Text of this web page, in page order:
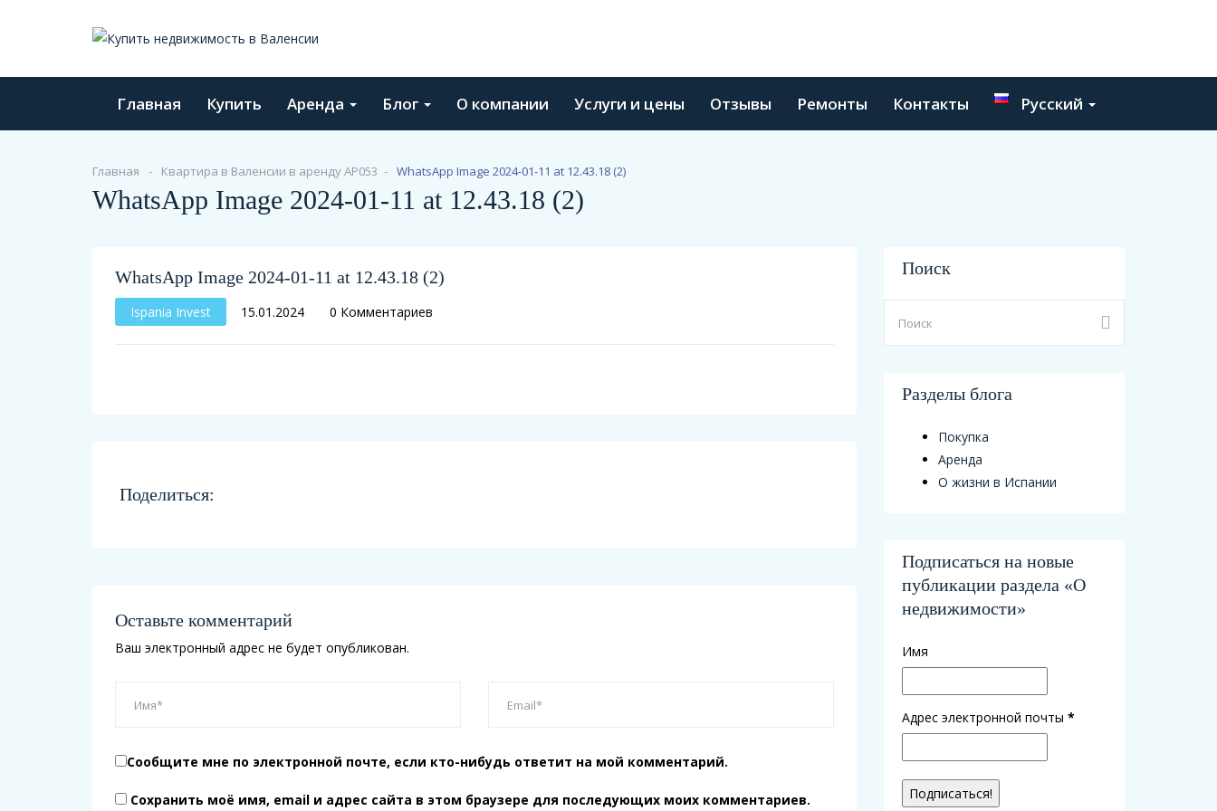
Главная Купить Аренда Блог О компании Услуги и цены Отзывы Ремонты Контакты Русский
Главная Квартира в Валенсии в аренду АР053 WhatsApp Image 2024-01-11 at 12.43.18 (2)
WhatsApp Image 2024-01-11 at 12.43.18 (2)
WhatsApp Image 2024-01-11 at 12.43.18 (2)
Ispania Invest 15.01.2024 0 Комментариев
Поделиться:
Оставьте комментарий
Ваш электронный адрес не будет опубликован.
Сообщите мне по электронной почте, если кто-нибудь ответит на мой комментарий.
Сохранить моё имя, email и адрес сайта в этом браузере для последующих моих комментариев.
Поиск
Разделы блога
Покупка
Аренда
О жизни в Испании
Подписаться на новые
публикации раздела «О
недвижимости»
Имя
Адрес электронной почты *